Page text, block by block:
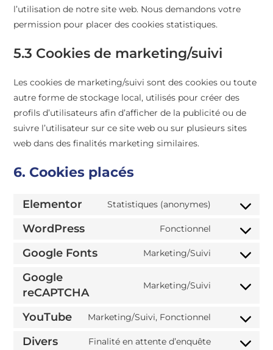
l’utilisation de notre site web. Nous demandons votre
permission pour placer des cookies statistiques.
5.3 Cookies de marketing/suivi
Les cookies de marketing/suivi sont des cookies ou toute
autre forme de stockage local, utilisés pour créer des
profils d’utilisateurs afin d’afficher de la publicité ou de
suivre l’utilisateur sur ce site web ou sur plusieurs sites
web dans des finalités marketing similaires.
6. Cookies placés
Elementor Statistiques (anonymes)
WordPress Fonctionnel
Google Fonts Marketing/Suivi
Google
reCAPTCHA
Marketing/Suivi
YouTube Marketing/Suivi, Fonctionnel
Divers Finalité en attente d’enquête